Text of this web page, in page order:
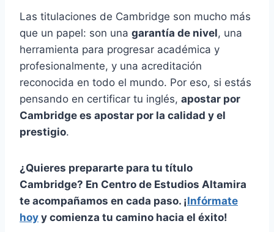
Las titulaciones de Cambridge son mucho más
que un papel: son una garantía de nivel, una
herramienta para progresar académica y
profesionalmente, y una acreditación
reconocida en todo el mundo. Por eso, si estás
pensando en certificar tu inglés, apostar por
Cambridge es apostar por la calidad y el
prestigio.
¿Quieres prepararte para tu título
Cambridge? En Centro de Estudios Altamira
te acompañamos en cada paso. ¡Infórmate
hoy y comienza tu camino hacia el éxito!